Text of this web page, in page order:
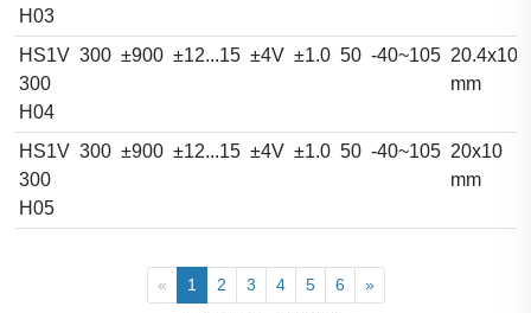
H03
HS1V
300
H04
300 ±900 ±12...15 ±4V ±1.0 50 -40~105
mm
HS1V
300
H05
300 ±900 ±12...15 ±4V ±1.0 50 -40~105 20x10
mm
« 1 2 3 4 5 6 »